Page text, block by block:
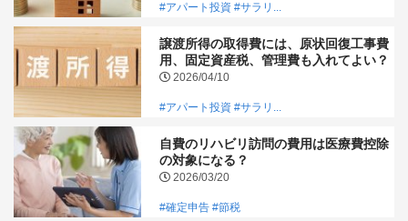
#アパート投資 #サラリ...
譲渡所得の取得費には、原状回復工事費
用、固定資産税、管理費も入れてよい？
2026/04/10
#アパート投資 #サラリ...
自費のリハビリ訪問の費用は医療費控除
の対象になる？
2026/03/20
#確定申告 #節税